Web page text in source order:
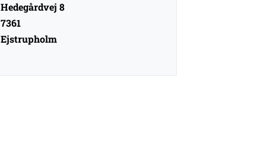
Hedegårdvej 8
7361
Ejstrupholm